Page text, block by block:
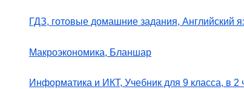
ГДЗ, готовые домашние задания, Английский
Макроэкономика, Бланшар
Информатика и ИКТ, Учебник для 9 класса, в 2